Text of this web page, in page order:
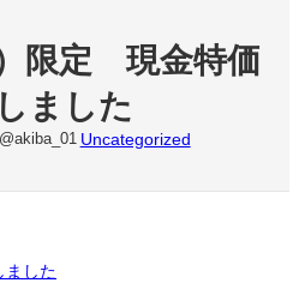
限定 現金特価
ました
Uncategorized
ました